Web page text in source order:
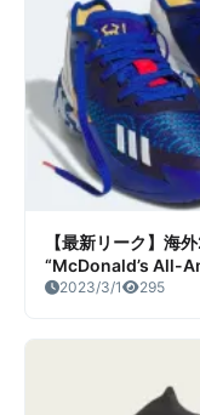
【最新リーク】海
“McDonald’s All-
2023/3/1 295